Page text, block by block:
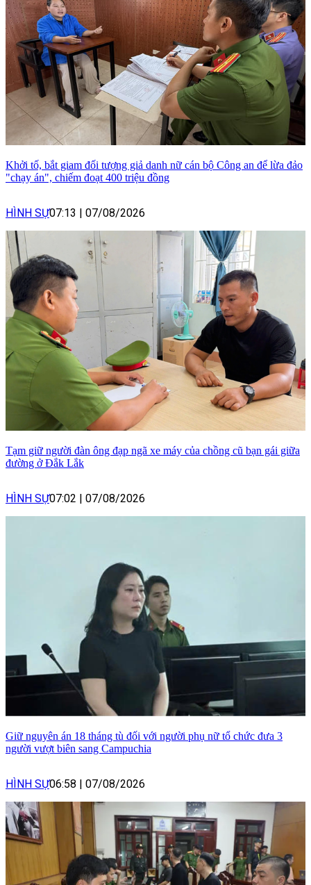
Khởi tố, bắt giam đối tượng giả danh nữ cán bộ Công an để lừa đảo
"chạy án", chiếm đoạt 400 triệu đồng
HÌNH SỰ07:13 | 07/08/2026
Tạm giữ người đàn ông đạp ngã xe máy của chồng cũ bạn gái giữa
đường ở Đắk Lắk
HÌNH SỰ07:02 | 07/08/2026
Giữ nguyên án 18 tháng tù đối với người phụ nữ tổ chức đưa 3
người vượt biên sang Campuchia
HÌNH SỰ06:58 | 07/08/2026